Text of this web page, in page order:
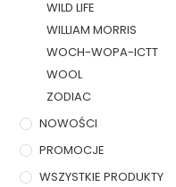
WILD LIFE
WILLIAM MORRIS
WOCH-WOPA-ICTT
WOOL
ZODIAC
NOWOŚCI
PROMOCJE
WSZYSTKIE PRODUKTY